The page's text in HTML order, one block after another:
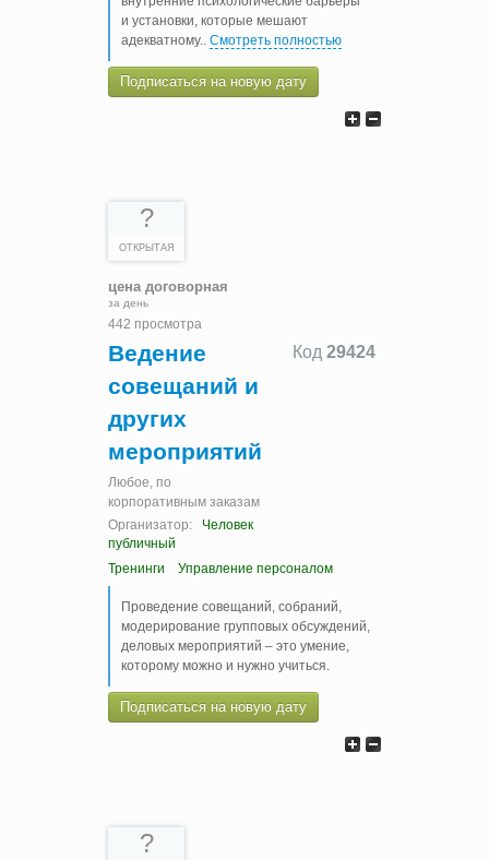
и установки, которые мешают
адекватному.. Смотреть полностью
Подписаться на новую дату
?
ОТКРЫТАЯ
цена договорная
за день
442 просмотра
Код 29424
Ведение
совещаний и
других
мероприятий
Любое, по
корпоративным заказам
Организатор:
Человек
публичный
Тренинги
Управление персоналом
Проведение совещаний, собраний,
модерирование групповых обсуждений,
деловых мероприятий – это умение,
которому можно и нужно учиться.
Подписаться на новую дату
?